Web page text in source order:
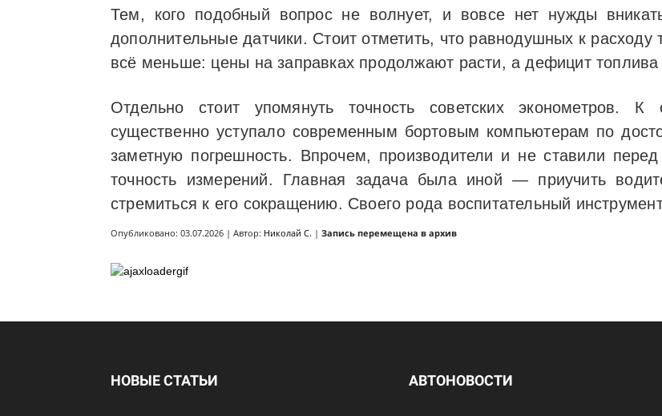
Тем, кого подобный вопрос не волнует, и вовсе нет нужды
дополнительные датчики. Стоит отметить, что равнодушных к расходу
всё меньше: цены на заправках продолжают расти, а дефицит топлива
Отдельно стоит упомянуть точность советских эконометров. К
существенно уступало современным бортовым компьютерам по
заметную погрешность. Впрочем, производители и не ставили
точность измерений. Главная задача была иной — приучить
стремиться к его сокращению. Своего рода воспитательный
Опубликовано: 03.07.2026 | Автор: Николай С. | Запись перемещена в архив
НОВЫЕ СТАТЬИ АВТОНОВОСТИ